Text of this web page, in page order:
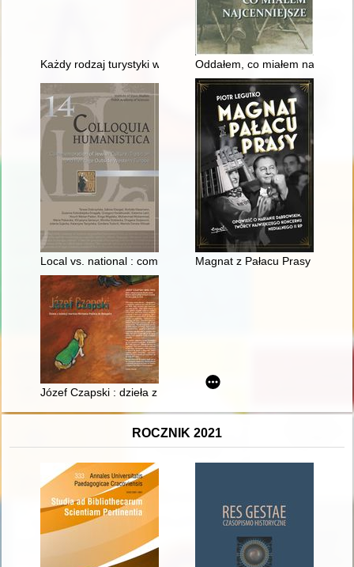
Każdy rodzaj turystyki wymaga innego ekwipunku" :
Oddałem, co miałem
Local vs. national : commemorative practices of Jewish
Magnat z Pałacu Prasy :
Józef Czapski : dzieła z kolekcji markiza Michaela Popiela de
ROCZNIK 2021